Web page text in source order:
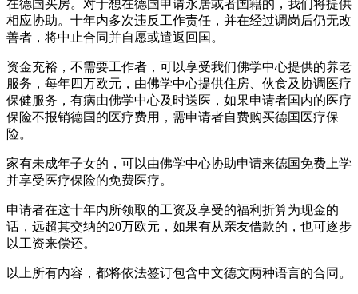
在德国买房。对于想在德国申请永居或者国籍的，我们将提供
相应协助。十年内多次违反工作责任，并在经过调岗后仍无改
善者，将中止合同并自愿或遣返回国。
资金充裕，不需要工作者，可以享受我们佛学中心提供的养老
服务，每年四万欧元，由佛学中心提供住房、伙食及协调医疗
保健服务，有病由佛学中心及时送医，如果申请者国内的医疗
保险不报销德国的医疗费用，需申请者自费购买德国医疗保
险。
家有未成年子女的，可以由佛学中心协助申请来德国免费上学
并享受医疗保险的免费医疗。
申请者在这十年内所领取的工资及享受的福利折算为现金的
话，远超其交纳的20万欧元，如果有从亲友借款的，也可逐步
以工资来偿还。
以上所有内容，都将依法签订包含中文德文两种语言的合同。